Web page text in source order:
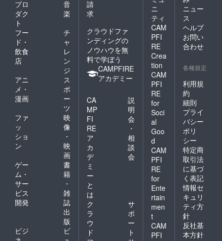
プロ
ダク
ト
音
楽
フー
ド・
飲食
店
チ
ャ
レ
ン
ジ
アニ
メ・
漫画
ス
ポ
ー
ツ
ファ
ッ
ショ
ン
映
像
・
映
画
ゲー
ム・
サー
ビス
開発
書
籍
・
雑
誌
出
版
ビジ
ビ
請
求
クラウドファ
ンディングの
ノウハウを無
料で学ぼう
CAMPFIRE
アカデミー
CA
MP
FI
RE
ア
カ
デ
ミ
ー
と
は
説
明
会
・
相
談
会
ク
ラ
ウ
ド
サ
ポ
ー
ト
ニ
ティ
CAM
PFI
RE
Crea
tion
CAM
PFI
RE
for
Soci
al
Goo
d
CAM
PFI
RE
for
Ente
rtain
men
t
CAM
PFI
ニュー
ス
ヘルプ
お問い
合わせ
各種規定
利用規
約
細則
プライ
バシー
ポリ
シー
特定商
取引法
に基づ
く表記
情報セ
キュリ
ティ方
針
反社基
本方針